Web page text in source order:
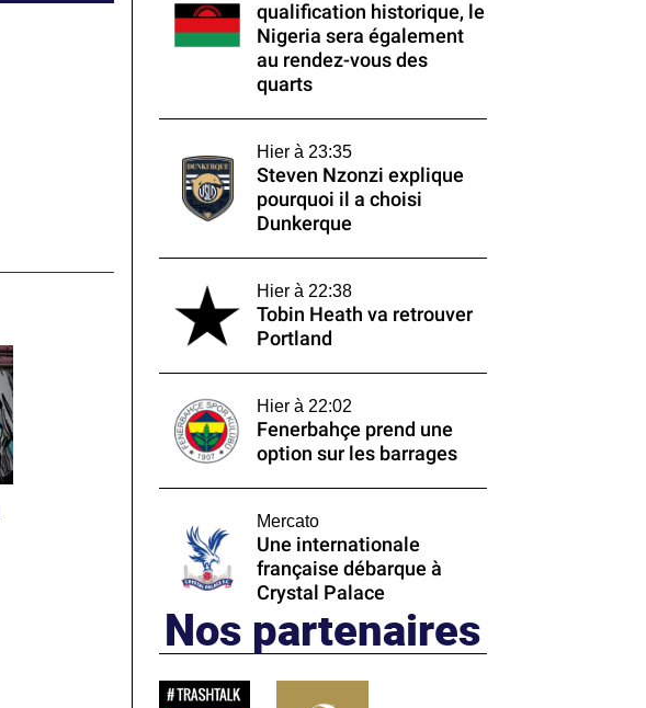
qualification historique, le
Nigeria sera également
au rendez-vous des
quarts
Hier à 23:35
Steven Nzonzi explique
pourquoi il a choisi
Dunkerque
Hier à 22:38
Tobin Heath va retrouver
Portland
Hier à 22:02
Fenerbahçe prend une
option sur les barrages
Mercato
Une internationale
française débarque à
Crystal Palace
Nos partenaires